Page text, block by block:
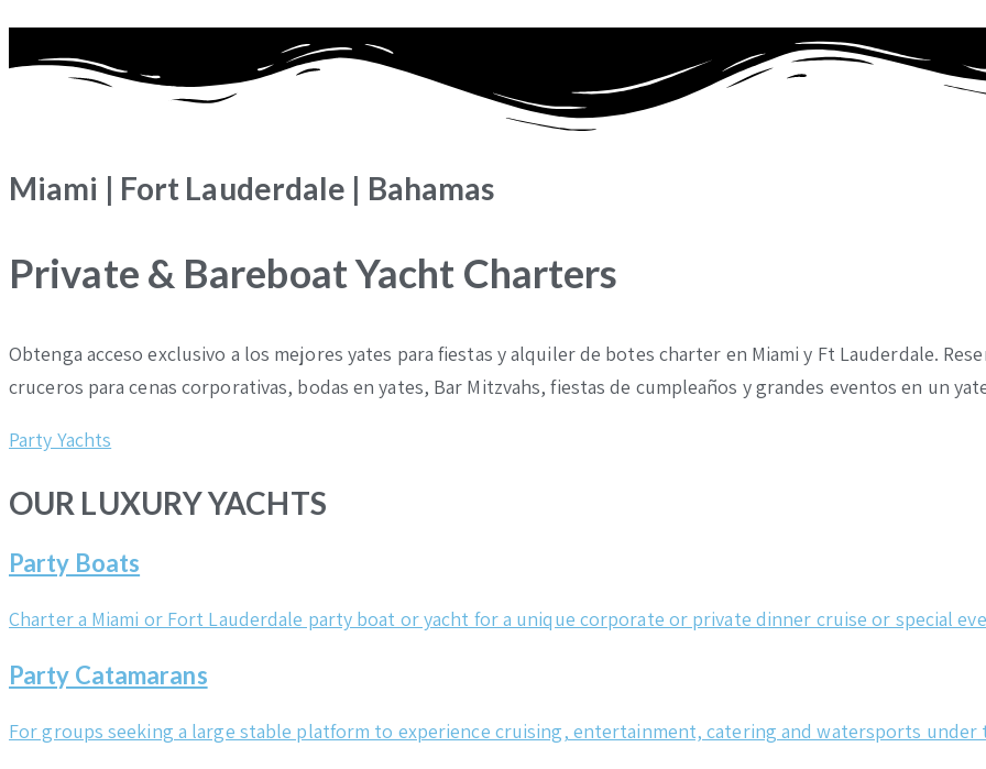
Miami | Fort Lauderdale | Bahamas
Private & Bareboat Yacht Charters
Obtenga acceso exclusivo a los mejores yates para fiestas y alquiler de botes charter en Miami y Ft Lauderdale.
cruceros para cenas corporativas, bodas en yates, Bar Mitzvahs, fiestas de cumpleaños y grandes eventos en un
Party Yachts
OUR LUXURY YACHTS
Party Boats
Charter a Miami or Fort Lauderdale party boat or yacht for a unique corporate or private dinner cruise or special
Party Catamarans
For groups seeking a large stable platform to experience cruising, entertainment, catering and watersports under